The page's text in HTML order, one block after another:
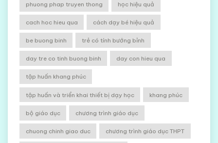
phuong phap truyen thong học hiệu quả
cach hoc hieu qua cách dạy bé hiệu quả
be buong binh trẻ có tính bướng bỉnh
day tre co tinh buong binh day con hieu qua
tập huấn khang phúc
tập huấn và triển khai thiết bị dạy học khang phúc
bộ giáo dục chương trình giáo dục
chuong chinh giao duc chương trình giáo dục THPT